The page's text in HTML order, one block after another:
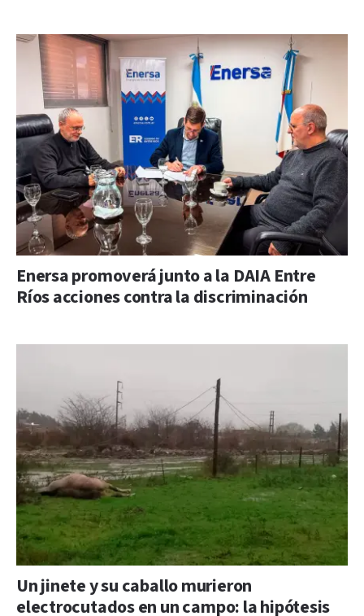
Enersa promoverá junto a la DAIA Entre
Ríos acciones contra la discriminación
Un jinete y su caballo murieron
electrocutados en un campo: la hipótesis